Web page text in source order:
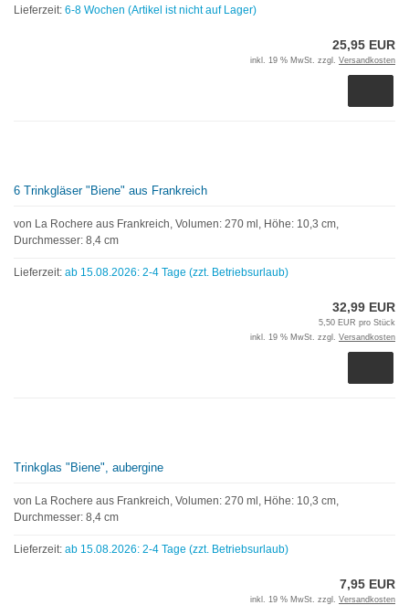
Lieferzeit: 6-8 Wochen (Artikel ist nicht auf Lager)
25,95 EUR
inkl. 19 % MwSt. zzgl. Versandkosten
6 Trinkgläser "Biene" aus Frankreich
von La Rochere aus Frankreich, Volumen: 270 ml, Höhe: 10,3 cm,
Durchmesser: 8,4 cm
Lieferzeit: ab 15.08.2026: 2-4 Tage (zzt. Betriebsurlaub)
32,99 EUR
5,50 EUR pro Stück
inkl. 19 % MwSt. zzgl. Versandkosten
Trinkglas "Biene", aubergine
von La Rochere aus Frankreich, Volumen: 270 ml, Höhe: 10,3 cm,
Durchmesser: 8,4 cm
Lieferzeit: ab 15.08.2026: 2-4 Tage (zzt. Betriebsurlaub)
7,95 EUR
inkl. 19 % MwSt. zzgl. Versandkosten